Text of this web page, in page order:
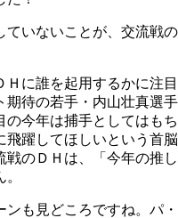
ていないことが、交流戦の
に誰を起用するかに注目
期待の若手・内山壮真選手
の今年は捕手としてはもち
飛躍してほしいという首脳
戦のＤＨは、「今年の推し
も見どころですね。パ・